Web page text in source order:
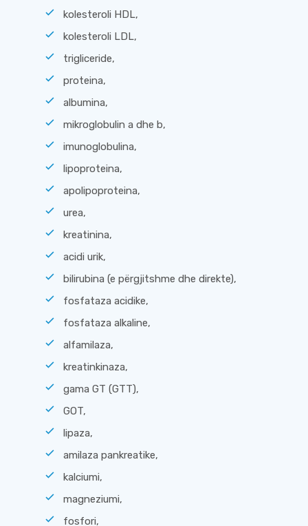
kolesteroli HDL,
kolesteroli LDL,
trigliceride,
proteina,
albumina,
mikroglobulin a dhe b,
imunoglobulina,
lipoproteina,
apolipoproteina,
urea,
kreatinina,
acidi urik,
bilirubina (e përgjitshme dhe direkte),
fosfataza acidike,
fosfataza alkaline,
alfamilaza,
kreatinkinaza,
gama GT (GTT),
GOT,
lipaza,
amilaza pankreatike,
kalciumi,
magneziumi,
fosfori,